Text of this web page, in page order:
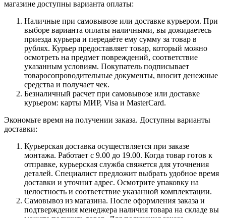
магазине доступны варианта оплаты:
Наличные при самовывозе или доставке курьером. При
выборе варианта оплаты наличными, вы дожидаетесь
приезда курьера и передаёте ему сумму за товар в
рублях. Курьер предоставляет товар, который можно
осмотреть на предмет повреждений, соответствие
указанным условиям. Покупатель подписывает
товаросопроводительные документы, вносит денежные
средства и получает чек.
Безналичный расчет при самовывозе или доставке
курьером: карты МИР, Visa и MasterCard.
Экономьте время на получении заказа. Доступны варианты
доставки:
Курьерская доставка осуществляется при заказе
монтажа. Работает с 9.00 до 19.00. Когда товар готов к
отправке, курьерская служба свяжется для уточнения
деталей. Специалист предложит выбрать удобное время
доставки и уточнит адрес. Осмотрите упаковку на
целостность и соответствие указанной комплектации.
Самовывоз из магазина. После оформления заказа и
подтверждения менеджера наличия товара на складе вы